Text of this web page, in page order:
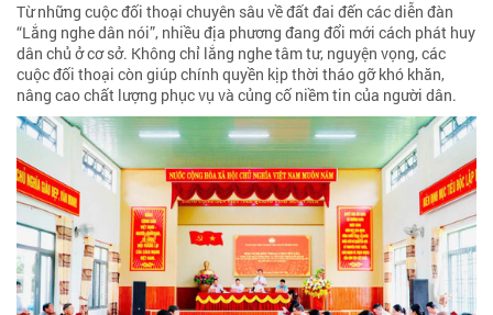
Từ những cuộc đối thoại chuyên sâu về đất đai đến các diễn đàn
“Lắng nghe dân nói”, nhiều địa phương đang đổi mới cách phát huy
dân chủ ở cơ sở. Không chỉ lắng nghe tâm tư, nguyện vọng, các
cuộc đối thoại còn giúp chính quyền kịp thời tháo gỡ khó khăn,
nâng cao chất lượng phục vụ và củng cố niềm tin của người dân.